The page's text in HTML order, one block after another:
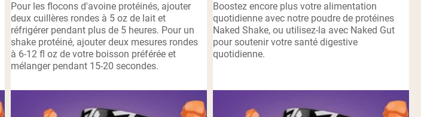
Pour les flocons d'avoine protéinés, ajouter
deux cuillères rondes à 5 oz de lait et
réfrigérer pendant plus de 5 heures. Pour un
shake protéiné, ajouter deux mesures rondes
à 6-12 fl oz de votre boisson préférée et
mélanger pendant 15-20 secondes.
Boostez encore plus votre alimentation
quotidienne avec notre poudre de protéines
Naked Shake, ou utilisez-la avec Naked Gut
pour soutenir votre santé digestive
quotidienne.
Language: